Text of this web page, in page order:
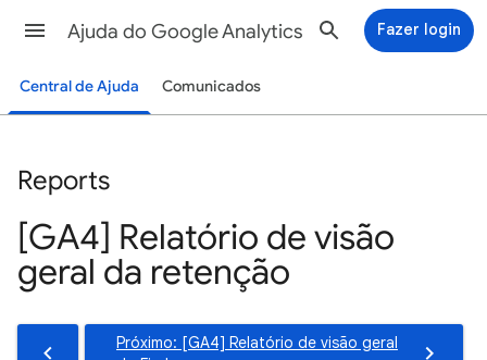
Ajuda do Google Analytics Fazer login
Central de Ajuda Comunicados
Reports
[GA4] Relatório de visão
geral da retenção
Próximo: [GA4] Relatório de visão geral